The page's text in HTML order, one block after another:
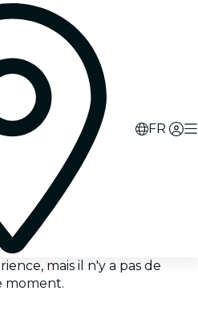
FR
mais il n'y a pas de
moment.